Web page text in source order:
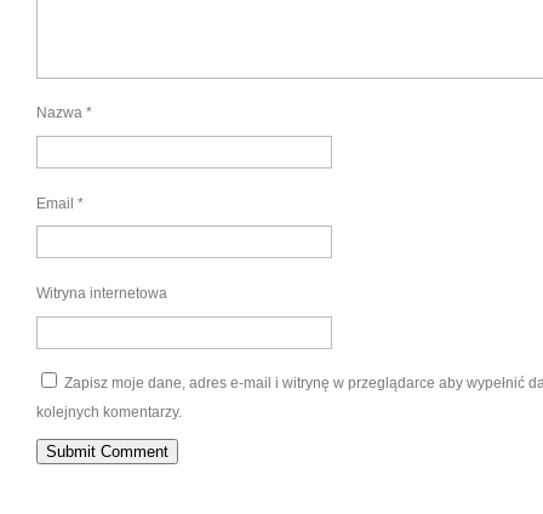
Nazwa *
Email *
Witryna internetowa
Zapisz moje dane, adres e-mail i witrynę w przeglądarce aby wypełnić
kolejnych komentarzy.